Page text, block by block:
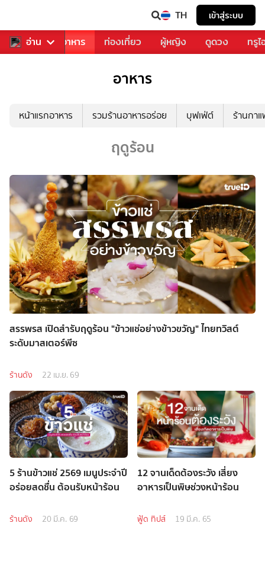
TH เข้าสู่ระบบ
อ่าน
การเพลง อาหาร ท่องเที่ยว ผู้หญิง ดูดวง ทรู
อาหาร
หน้าแรกอาหาร รวมร้านอาหารอร่อย บุฟเฟ่ต์ ร้านกา
ฤดูร้อน
สรรพรส เปิดสำรับฤดูร้อน "ข้าวแช่อย่างข้าวขวัญ" ไทยทวิสต์
ระดับมาสเตอร์พีซ
ร้านดัง 22 เม.ย. 69
5 ร้านข้าวแช่ 2569 เมนูประจำปี
อร่อยสดชื่น ต้อนรับหน้าร้อน
ร้านดัง 20 มี.ค. 69
12 จานเด็ดต้องระวัง เสี่ยง
อาหารเป็นพิษช่วงหน้าร้อน
ฟู้ด ทิปส์ 19 มี.ค. 65